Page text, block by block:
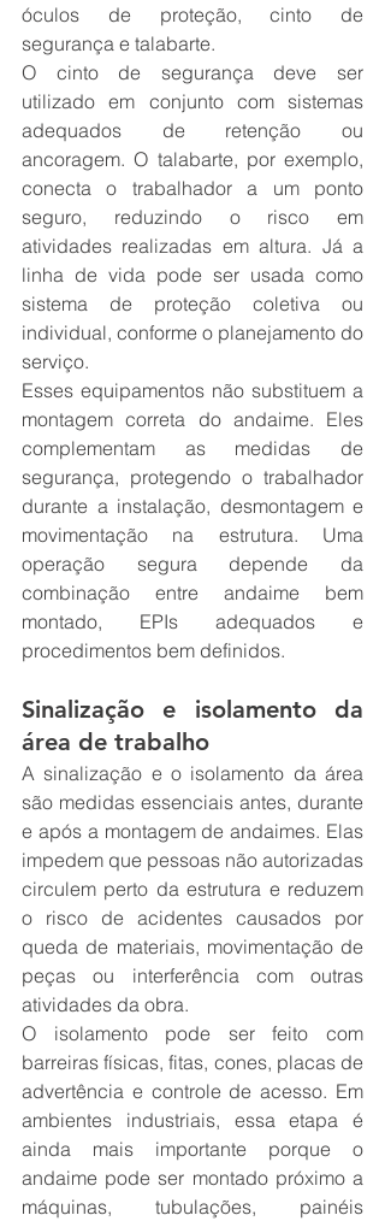
óculos de proteção, cinto de
segurança e talabarte.
O cinto de segurança deve ser
utilizado em conjunto com sistemas
adequados de retenção ou
ancoragem. O talabarte, por exemplo,
conecta o trabalhador a um ponto
seguro, reduzindo o risco em
atividades realizadas em altura. Já a
linha de vida pode ser usada como
sistema de proteção coletiva ou
individual, conforme o planejamento do
serviço.
Esses equipamentos não substituem a
montagem correta do andaime. Eles
complementam as medidas de
segurança, protegendo o trabalhador
durante a instalação, desmontagem e
movimentação na estrutura. Uma
operação segura depende da
combinação entre andaime bem
montado, EPIs adequados e
procedimentos bem definidos.
Sinalização e isolamento da
área de trabalho
A sinalização e o isolamento da área
são medidas essenciais antes, durante
e após a montagem de andaimes. Elas
impedem que pessoas não autorizadas
circulem perto da estrutura e reduzem
o risco de acidentes causados por
queda de materiais, movimentação de
peças ou interferência com outras
atividades da obra.
O isolamento pode ser feito com
barreiras físicas, fitas, cones, placas de
advertência e controle de acesso. Em
ambientes industriais, essa etapa é
ainda mais importante porque o
andaime pode ser montado próximo a
máquinas, tubulações, painéis